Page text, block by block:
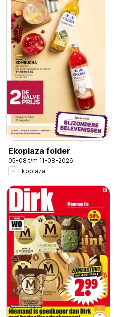
Ekoplaza folder
05-08 t/m 11-08-2026
Ekoplaza